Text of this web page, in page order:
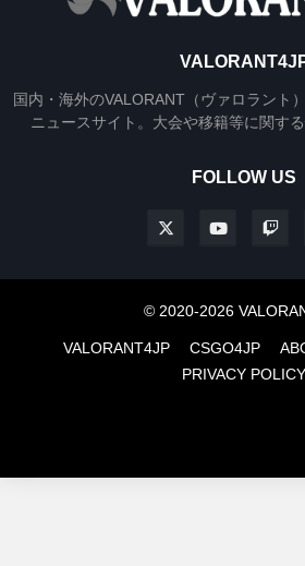
国内・海外のVALORANT（ヴァロラント
ニュースサイト。大会や移籍等に関す
FOLLOW US
© 2020-2026
VALORANT4JP CSGO4JP
PRIVACY POLICY